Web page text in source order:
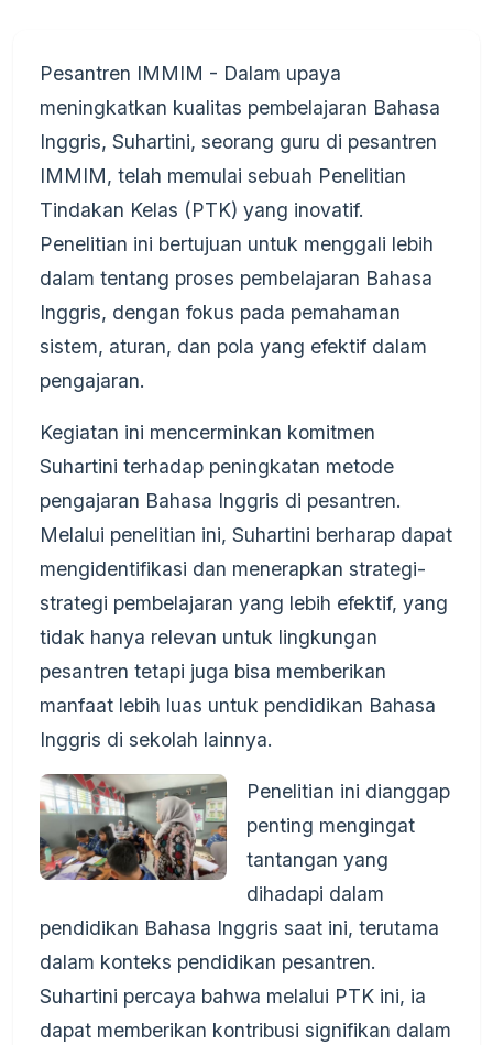
Pesantren IMMIM - Dalam upaya
meningkatkan kualitas pembelajaran Bahasa
Inggris, Suhartini, seorang guru di pesantren
IMMIM, telah memulai sebuah Penelitian
Tindakan Kelas (PTK) yang inovatif.
Penelitian ini bertujuan untuk menggali lebih
dalam tentang proses pembelajaran Bahasa
Inggris, dengan fokus pada pemahaman
sistem, aturan, dan pola yang efektif dalam
pengajaran.
Kegiatan ini mencerminkan komitmen
Suhartini terhadap peningkatan metode
pengajaran Bahasa Inggris di pesantren.
Melalui penelitian ini, Suhartini berharap dapat
mengidentifikasi dan menerapkan strategi-
strategi pembelajaran yang lebih efektif, yang
tidak hanya relevan untuk lingkungan
pesantren tetapi juga bisa memberikan
manfaat lebih luas untuk pendidikan Bahasa
Inggris di sekolah lainnya.
Penelitian ini dianggap
penting mengingat
tantangan yang
dihadapi dalam
pendidikan Bahasa Inggris saat ini, terutama
dalam konteks pendidikan pesantren.
Suhartini percaya bahwa melalui PTK ini, ia
dapat memberikan kontribusi signifikan dalam